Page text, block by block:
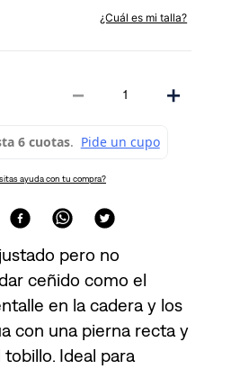
¿Cuál es mi talla?
＋
－
ayuda con tu compra?
pero no
ceñido como el
en la cadera y los
con una pierna recta y
Ideal para